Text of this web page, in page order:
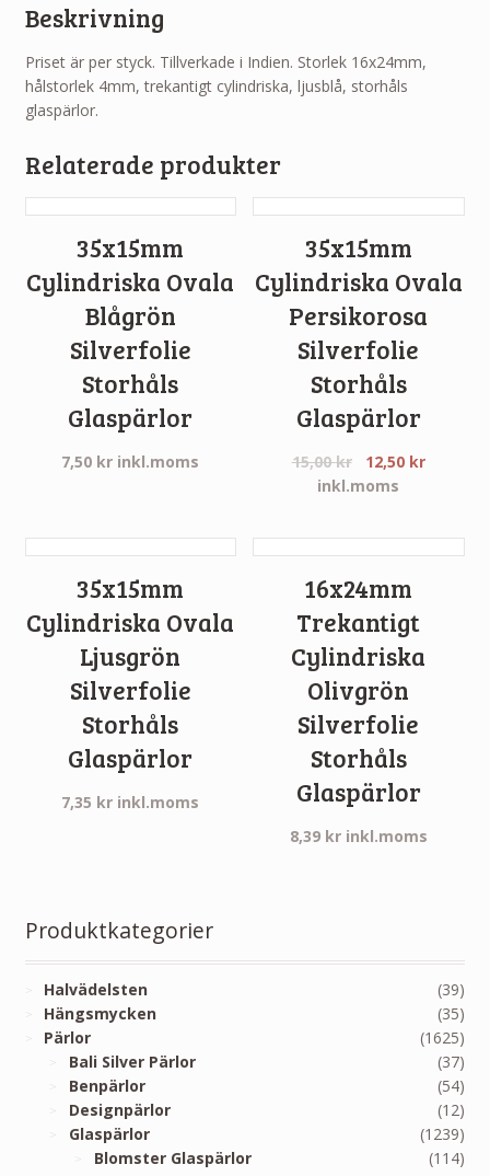
Beskrivning
Priset är per styck. Tillverkade i Indien. Storlek 16x24mm,
hålstorlek 4mm, trekantigt cylindriska, ljusblå, storhåls
glaspärlor.
Relaterade produkter
35x15mm
Cylindriska Ovala
Blågrön
Silverfolie
Storhåls
Glaspärlor
7,50 kr inkl.moms
35x15mm
Cylindriska Ovala
Persikorosa
Silverfolie
Storhåls
Glaspärlor
15,00kr 12,50 kr
inkl.moms
35x15mm
Cylindriska Ovala
Ljusgrön
Silverfolie
Storhåls
Glaspärlor
7,35 kr inkl.moms
16x24mm
Trekantigt
Cylindriska
Olivgrön
Silverfolie
Storhåls
Glaspärlor
8,39 kr inkl.moms
Produktkategorier
Halvädelsten
(39)
Hängsmycken
(35)
Pärlor
(1625)
Bali Silver Pärlor
(37)
Benpärlor
(54)
Designpärlor
(12)
Glaspärlor
(1239)
Blomster Glaspärlor
(114)